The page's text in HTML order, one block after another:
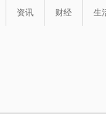
资讯 财经 生